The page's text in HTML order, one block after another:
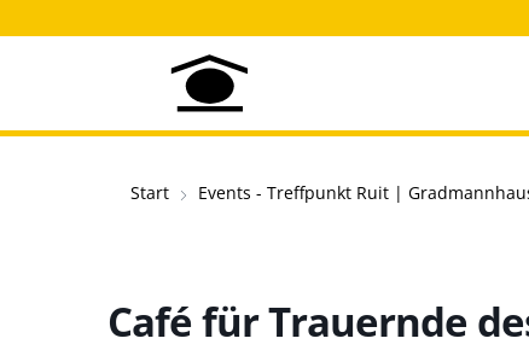
Start Events - Treffpunkt Ruit |
Café für Trauernde